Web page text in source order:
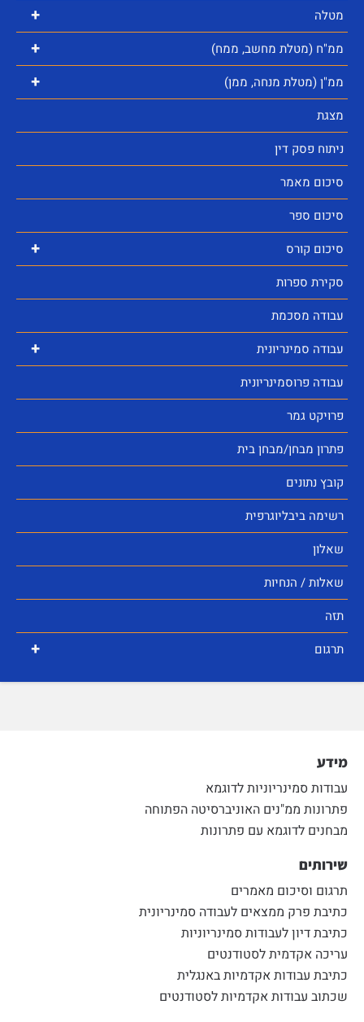
+ מטלה
+ ממ"ח (מטלת מחשב, ממח)
+
ממ"ן (מטלת מנחה, ממן)
מצגת
ניתוח פסק דין
סיכום מאמר
סיכום ספר
+
סיכום קורס
סקירת ספרות
עבודה מסכמת
+
עבודה סמינריונית
עבודה פרוסמינריונית
פרויקט גמר
פתרון מבחן/מבחן בית
קובץ נתונים
רשימה ביבליוגרפית
שאלון
שאלות / הנחיות
תזה
+ תרגום
מידע
עבודות סמינריוניות לדוגמא
פתרונות ממ"נים האוניברסיטה הפתוחה
מבחנים לדוגמא עם פתרונות
שירותים
תרגום וסיכום מאמרים
כתיבת פרק ממצאים לעבודה סמינריונית
כתיבת דיון לעבודות סמינריוניות
עריכה אקדמית לסטודנטים
כתיבת עבודות אקדמיות באנגלית
שכתוב עבודות אקדמיות לסטודנטים